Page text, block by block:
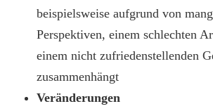
beispielsweise aufgrund von
Perspektiven, einem schlechten
einem nicht zufriedenstellenden
zusammenhängt
Veränderungen